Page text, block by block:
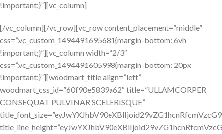
!important;}”][vc_column]
[/vc_column][/vc_row][vc_row content_placement=”middle”
css=”.vc_custom_1494491695681{margin-bottom: 6vh
!important;}”][vc_column width=”2/3″
css=”.vc_custom_1494491605998{margin-bottom: 20px
!important;}”][woodmart_title align=”left”
woodmart_css_id=”60f90e5839a62″ title=”ULLAMCORPER
CONSEQUAT PULVINAR SCELERISQUE”